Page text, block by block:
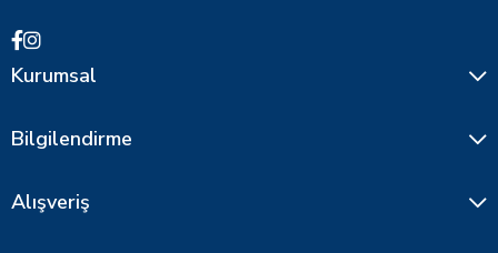
Kurumsal
Bilgilendirme
Alışveriş